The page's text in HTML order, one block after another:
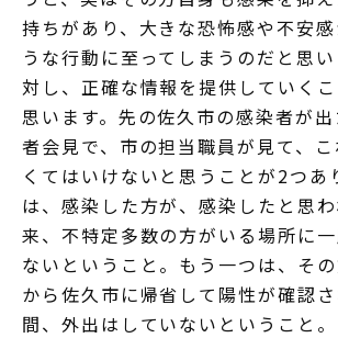
持ちがあり、大きな恐怖感や不安
うな行動に至ってしまうのだと思
対し、正確な情報を提供していく
思います。先の佐久市の感染者が
者会見で、市の担当職員が見て、
くてはいけないと思うことが2つあ
は、感染した方が、感染したと思
来、不特定多数の方がいる場所に
ないということ。もう一つは、そ
から佐久市に帰省して陽性が確認
間、外出はしていないということ